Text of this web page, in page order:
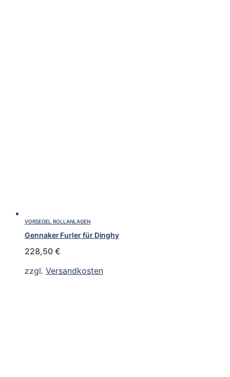
VORSEGEL ROLLANLAGEN
Gennaker Furler für Dinghy
228,50 €
zzgl. Versandkosten